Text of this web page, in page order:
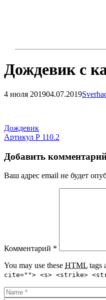
Дождевик с
4 июля 201904.07.2019
записям
Навигация
по
записям
Дождевик
Артикул Р 110.2
Добавить
Ваш адрес email не будет
Комментарий *
You may use these HTML tags
cite=""> <s> <strike>